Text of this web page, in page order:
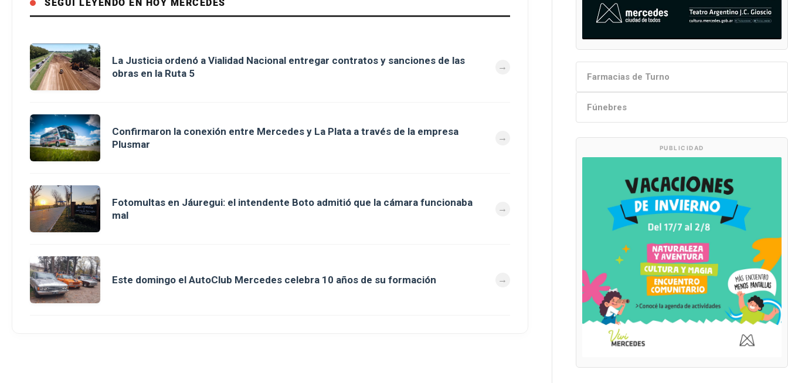
SEGUÍ LEYENDO EN HOY MERCEDES
La Justicia ordenó a Vialidad Nacional entregar contratos y sanciones de las
obras en la Ruta 5
Confirmaron la conexión entre Mercedes y La Plata a través de la empresa
Plusmar
Fotomultas en Jáuregui: el intendente Boto admitió que la cámara funcionaba
mal
Este domingo el AutoClub Mercedes celebra 10 años de su formación
Farmacias de Turno
Fúnebres
PUBLICIDAD